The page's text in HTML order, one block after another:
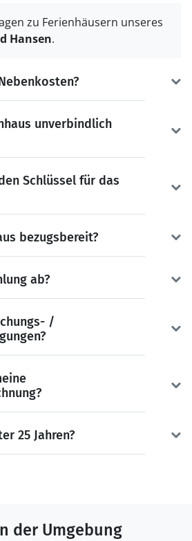
zu Ferienhäusern unseres
Hansen.
unverbindlich
Schlüssel für das
bezugsbereit?
ab?
/
25 Jahren?
der Umgebung